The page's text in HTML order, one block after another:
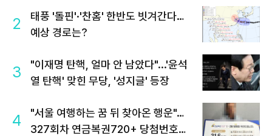
2
태풍 '돌핀'·'찬홈' 한반도 빗겨간다…
예상 경로는?
3
"이재명 탄핵, 얼마 안 남았다"...'윤석
열 탄핵' 맞힌 무당, '성지글' 등장
4
"서울 여행하는 꿈 뒤 찾아온 행운"…
327회차 연금복권720+ 당첨번호조